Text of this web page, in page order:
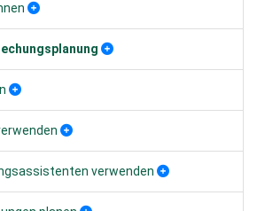
verwenden